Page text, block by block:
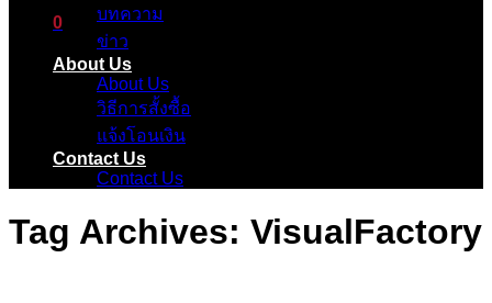
0
ตะกร้าสินค้า
ไม่มีสินค้าในตะกร้า
บทความ
ข่าว
About Us
About Us
วิธีการสั้งซื้อ
แจ้งโอนเงิน
Contact Us
Contact Us
Tag Archives: VisualFactory